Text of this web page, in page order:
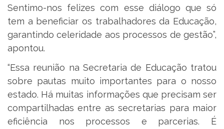
Sentimo-nos felizes com esse diálogo que só
tem a beneficiar os trabalhadores da Educação,
garantindo celeridade aos processos de gestão”,
apontou.
“Essa reunião na Secretaria de Educação tratou
sobre pautas muito importantes para o nosso
estado. Há muitas informações que precisam ser
compartilhadas entre as secretarias para maior
eficiência nos processos e parcerias. É